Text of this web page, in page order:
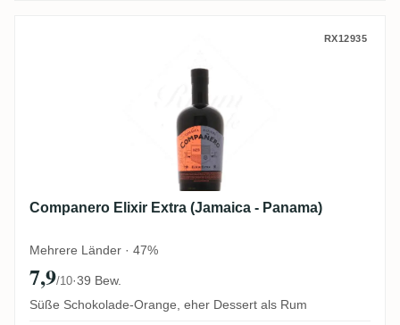
Companero Elixir Extra (Jamaica -RX12935
Companero Elixir Extra (Jamaica - Panama)
Mehrere Länder · 47%
7,9/10·39 Bew.
Süße Schokolade-Orange, eher Dessert als Rum